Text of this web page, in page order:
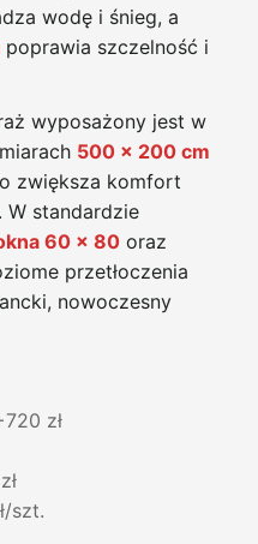
wodę i śnieg, a
poprawia szczelność i
wyposażony jest w
500 x 200 cm
zwiększa komfort
W standardzie
60 x 80 oraz
przetłoczenia
nowoczesny
zł
szt.